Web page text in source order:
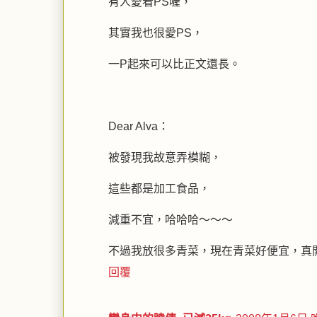
其實我也很愛PS，
一P起來可以比正文還長。
Dear Alva：
被發現我故意弄模糊，
這些都是加工食品，
減重不宜，哈哈哈～～～
不過我放很多青菜，現在青菜好便宜，真
回覆